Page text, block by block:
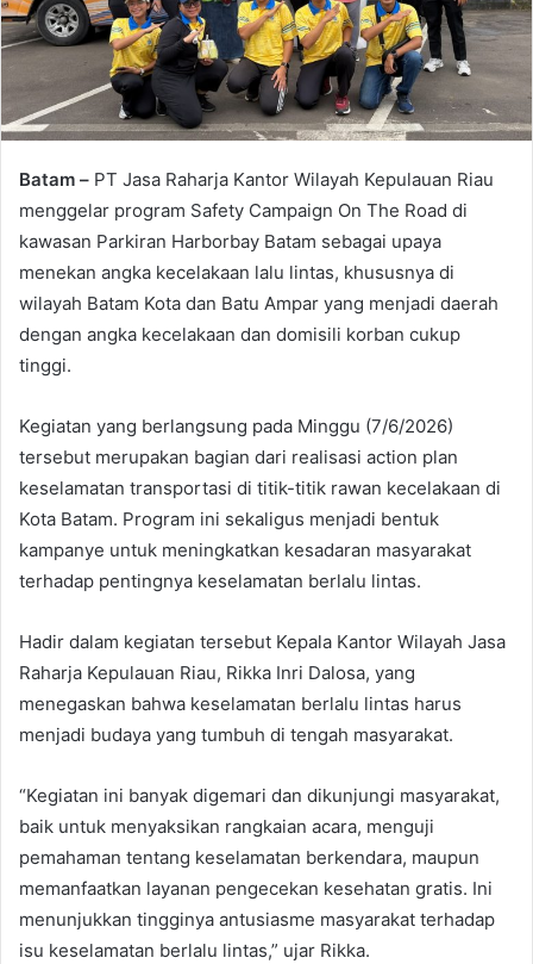
Batam – PT Jasa Raharja Kantor Wilayah Kepulauan Riau
menggelar program Safety Campaign On The Road di
kawasan Parkiran Harborbay Batam sebagai upaya
menekan angka kecelakaan lalu lintas, khususnya di
wilayah Batam Kota dan Batu Ampar yang menjadi daerah
dengan angka kecelakaan dan domisili korban cukup
tinggi.
Kegiatan yang berlangsung pada Minggu (7/6/2026)
tersebut merupakan bagian dari realisasi action plan
keselamatan transportasi di titik-titik rawan kecelakaan di
Kota Batam. Program ini sekaligus menjadi bentuk
kampanye untuk meningkatkan kesadaran masyarakat
terhadap pentingnya keselamatan berlalu lintas.
Hadir dalam kegiatan tersebut Kepala Kantor Wilayah Jasa
Raharja Kepulauan Riau, Rikka Inri Dalosa, yang
menegaskan bahwa keselamatan berlalu lintas harus
menjadi budaya yang tumbuh di tengah masyarakat.
“Kegiatan ini banyak digemari dan dikunjungi masyarakat,
baik untuk menyaksikan rangkaian acara, menguji
pemahaman tentang keselamatan berkendara, maupun
memanfaatkan layanan pengecekan kesehatan gratis. Ini
menunjukkan tingginya antusiasme masyarakat terhadap
isu keselamatan berlalu lintas,” ujar Rikka.